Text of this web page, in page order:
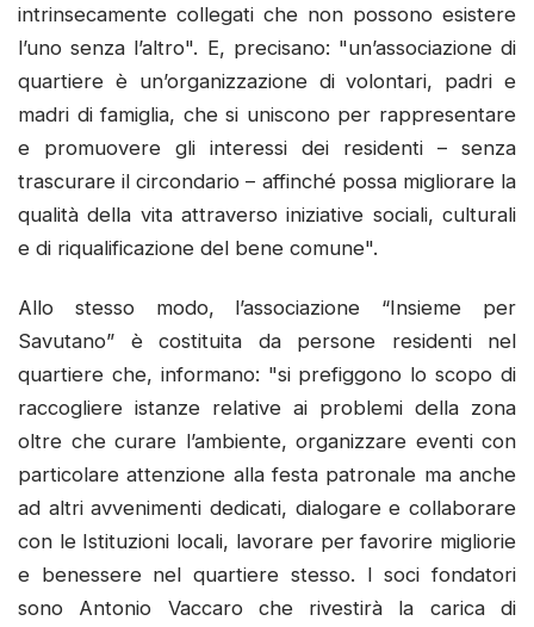
intrinsecamente collegati che non possono esistere
l’uno senza l’altro". E, precisano: "un’associazione di
quartiere è un’organizzazione di volontari, padri e
madri di famiglia, che si uniscono per rappresentare
e promuovere gli interessi dei residenti – senza
trascurare il circondario – affinché possa migliorare la
qualità della vita attraverso iniziative sociali, culturali
e di riqualificazione del bene comune".
Allo stesso modo, l’associazione “Insieme per
Savutano” è costituita da persone residenti nel
quartiere che, informano: "si prefiggono lo scopo di
raccogliere istanze relative ai problemi della zona
oltre che curare l’ambiente, organizzare eventi con
particolare attenzione alla festa patronale ma anche
ad altri avvenimenti dedicati, dialogare e collaborare
con le Istituzioni locali, lavorare per favorire migliorie
e benessere nel quartiere stesso. I soci fondatori
sono Antonio Vaccaro che rivestirà la carica di